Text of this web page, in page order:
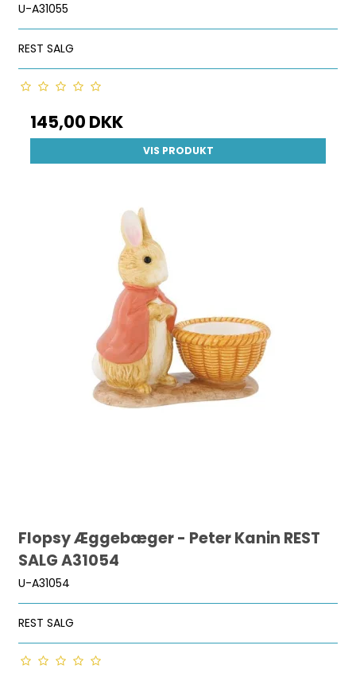
U-A31055
REST SALG
145,00 DKK
VIS PRODUKT
Flopsy Æggebæger - Peter Kanin REST
SALG A31054
U-A31054
REST SALG